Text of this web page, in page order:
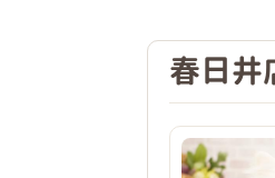
よちよち
春日井